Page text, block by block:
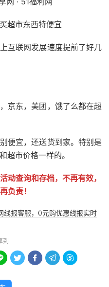
超市东西特便宜
互联网发展速度提前了好几
京东，美团，饿了么都在超
便宜，还送货到家。特别是
超市价格一样的。
动查询和存档，不再有效，
负责！
线报客服，0元购优惠线报实时
到
   